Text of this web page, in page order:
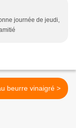
journée de jeudi,
Sauce au beurre vinaigré >